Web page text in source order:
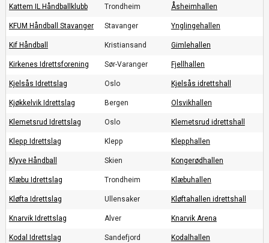
Kattem IL Håndballklubb Trondheim Åsheimhallen
KFUM Håndball Stavanger Stavanger Ynglingehallen
Kif Håndball Kristiansand Gimlehallen
Kirkenes Idrettsforening Sør-Varanger Fjellhallen
Kjelsås Idrettslag Oslo Kjelsås idrettshall
Kjøkkelvik Idrettslag Bergen Olsvikhallen
Klemetsrud Idrettslag Oslo Klemetsrud idrettshall
Klepp Idrettslag Klepp Klepphallen
Klyve Håndball Skien Kongerødhallen
Klæbu Idrettslag Trondheim Klæbuhallen
Kløfta Idrettslag Ullensaker Kløftahallen idrettshall
Knarvik Idrettslag Alver Knarvik Arena
Kodal Idrettslag Sandefjord Kodalhallen